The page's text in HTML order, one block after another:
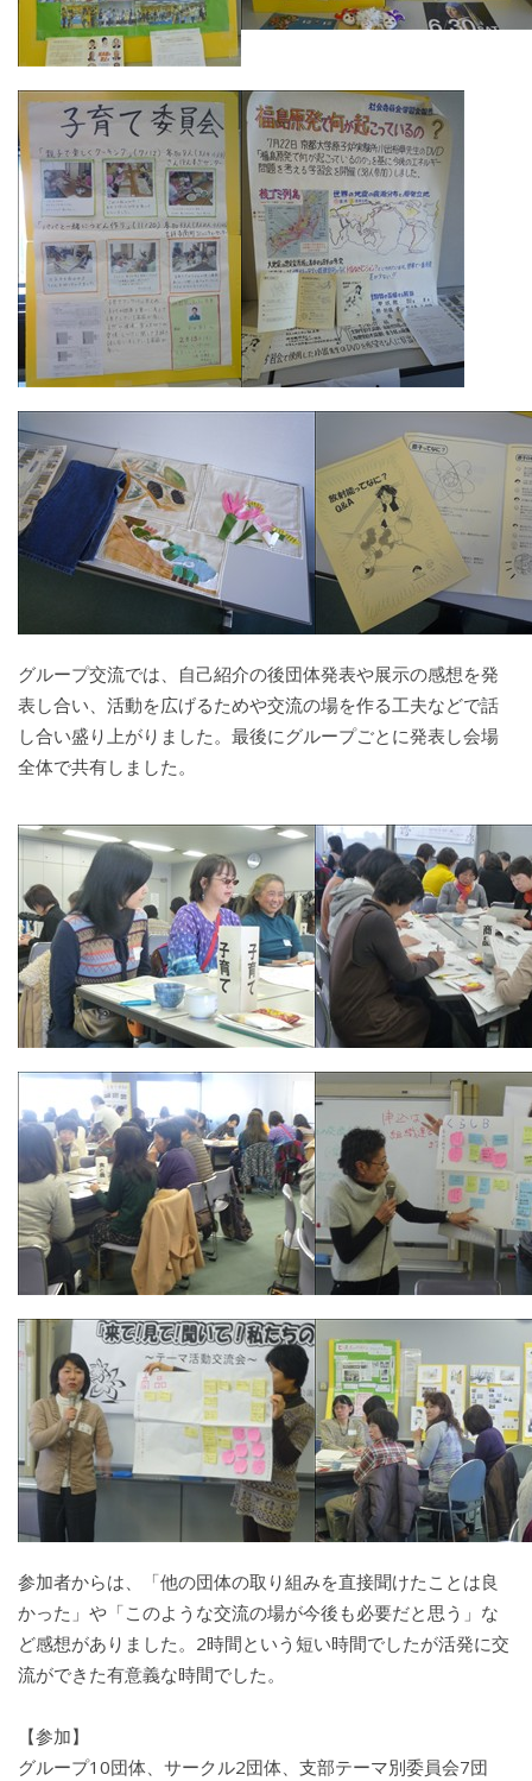
グループ交流では、自己紹介の後団体発表や展示の感想を発
表し合い、活動を広げるためや交流の場を作る工夫などで話
し合い盛り上がりました。最後にグループごとに発表し会場
全体で共有しました。
参加者からは、「他の団体の取り組みを直接聞けたことは良
かった」や「このような交流の場が今後も必要だと思う」な
ど感想がありました。2時間という短い時間でしたが活発に交
流ができた有意義な時間でした。
【参加】
グループ10団体、サークル2団体、支部テーマ別委員会7団